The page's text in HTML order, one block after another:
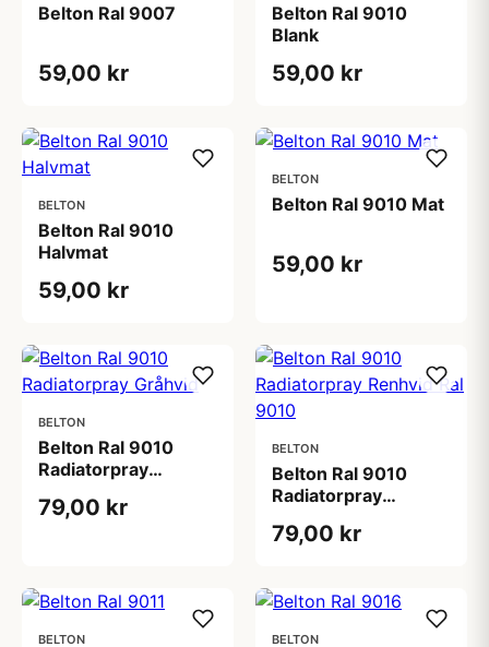
Belton Ral 9007
59,00 kr
Belton Ral 9010
Blank
59,00 kr
BELTON
Belton Ral 9010
Halvmat
59,00 kr
BELTON
Belton Ral 9010 Mat
59,00 kr
BELTON
Belton Ral 9010
Radiatorpray
79,00 kr
BELTON
Belton Ral 9010
Radiatorpray
79,00 kr
BELTON BELTON